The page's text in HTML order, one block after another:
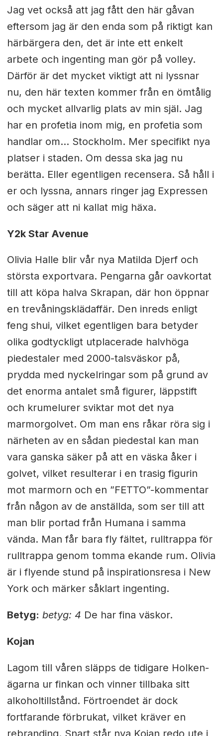
Jag vet också att jag fått den här gåvan
eftersom jag är den enda som på riktigt kan
härbärgera den, det är inte ett enkelt
arbete och ingenting man gör på volley.
Därför är det mycket viktigt att ni lyssnar
nu, den här texten kommer från en ömtålig
och mycket allvarlig plats av min själ. Jag
har en profetia inom mig, en profetia som
handlar om… Stockholm. Mer specifikt nya
platser i staden. Om dessa ska jag nu
berätta. Eller egentligen recensera. Så håll i
er och lyssna, annars ringer jag Expressen
och säger att ni kallat mig häxa.
Y2k Star Avenue
Olivia Halle blir vår nya Matilda Djerf och
största exportvara. Pengarna går oavkortat
till att köpa halva Skrapan, där hon öppnar
en trevåningsklädaffär. Den inreds enligt
feng shui, vilket egentligen bara betyder
olika godtyckligt utplacerade halvhöga
piedestaler med 2000-talsväskor på,
prydda med nyckelringar som på grund av
det enorma antalet små figurer, läppstift
och krumelurer sviktar mot det nya
marmorgolvet. Om man ens råkar röra sig i
närheten av en sådan piedestal kan man
vara ganska säker på att en väska åker i
golvet, vilket resulterar i en trasig figurin
mot marmorn och en ”FETTO”-kommentar
från någon av de anställda, som ser till att
man blir portad från Humana i samma
vända. Man får bara fly fältet, rulltrappa för
rulltrappa genom tomma ekande rum. Olivia
är i flyende stund på inspirationsresa i New
York och märker såklart ingenting.
Betyg: betyg: 4 De har fina väskor.
Kojan
Lagom till våren släpps de tidigare Holken-
ägarna ur finkan och vinner tillbaka sitt
alkoholtillstånd. Förtroendet är dock
fortfarande förbrukat, vilket kräver en